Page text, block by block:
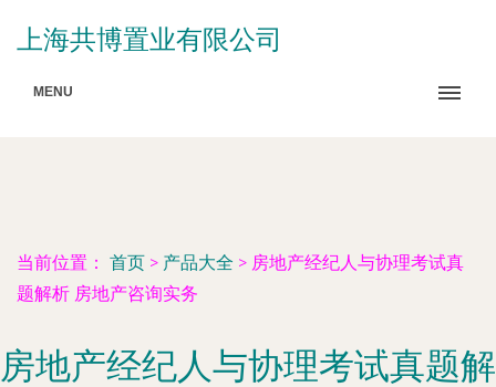
上海共博置业有限公司
MENU
当前位置： 首页 > 产品大全 > 房地产经纪人与协理考试真
题解析 房地产咨询实务
房地产经纪人与协理考试真题解